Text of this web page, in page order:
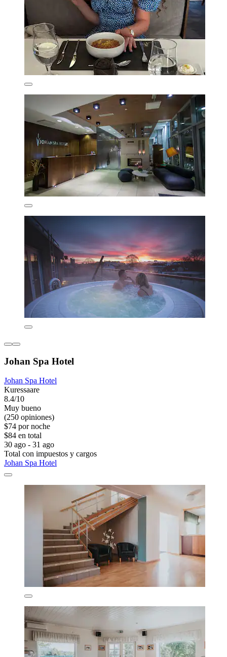
Johan Spa Hotel
Johan Spa Hotel
Kuressaare
8.4/10
Muy bueno
(250 opiniones)
$74 por noche
$84 en total
30 ago - 31 ago
Total con impuestos y cargos
Johan Spa Hotel